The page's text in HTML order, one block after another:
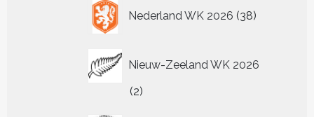
Nederland WK 2026 38
producten
Nieuw-Zeeland WK 2026
22